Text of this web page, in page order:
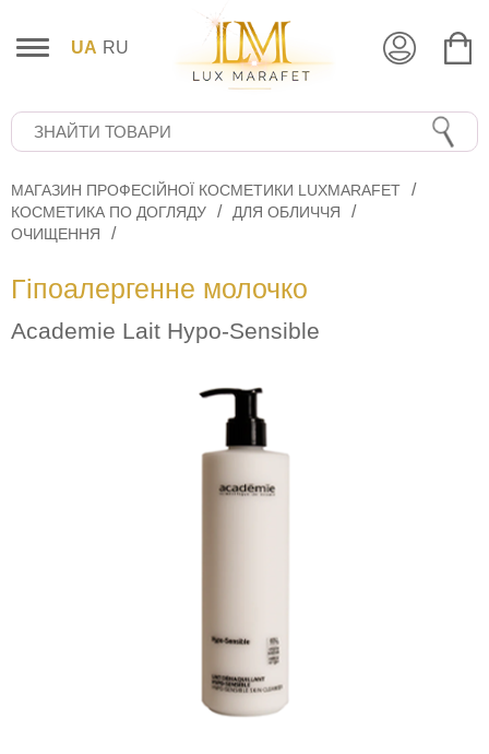
UA RU
МАГАЗИН ПРОФЕСІЙНОЇ КОСМЕТИКИ LUXMARAFET
КОСМЕТИКА ПО ДОГЛЯДУ
ДЛЯ ОБЛИЧЧЯ
ОЧИЩЕННЯ
Гіпоалергенне молочко
Academie Lait Hypo-Sensible